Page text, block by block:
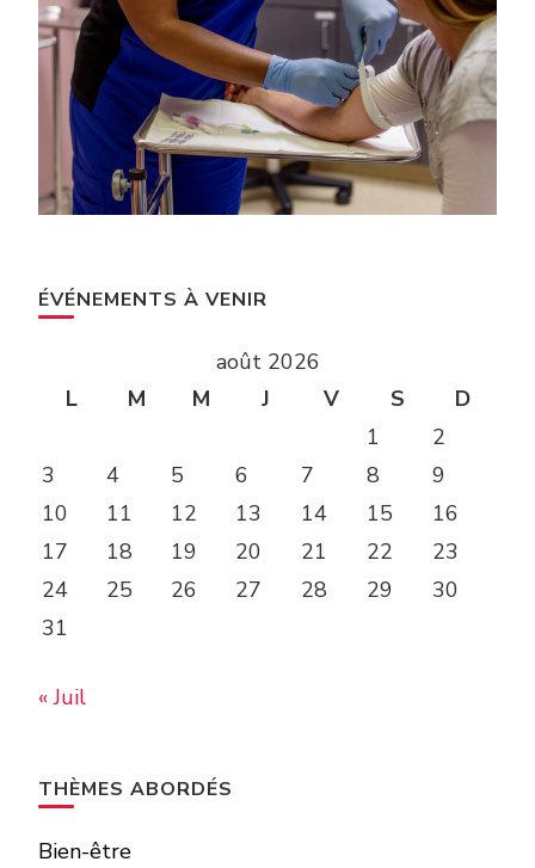
ÉVÉNEMENTS À VENIR
août 2026
L
M M J V S
D
1
2
3
4 5 6 7 8
9
10
11 12 13 14 15
16
17
18 19 20 21 22
23
24
25 26 27 28 29
30
31
« Juil
THÈMES ABORDÉS
Bien-être